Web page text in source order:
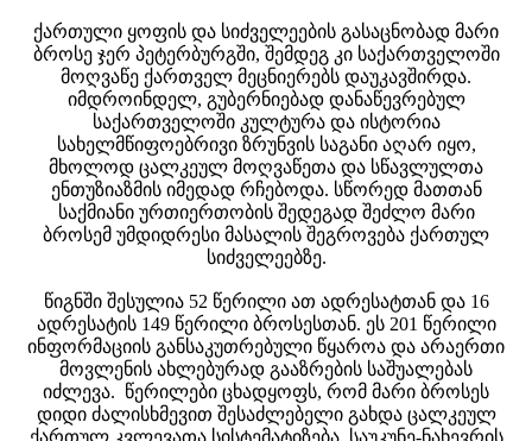
ქართული ყოფის და სიძველეების გასაცნობად მარი
ბროსე ჯერ პეტერბურგში, შემდეგ კი საქართველოში
მოღვაწე ქართველ მეცნიერებს დაუკავშირდა.
იმდროინდელ, გუბერნიებად დანაწევრებულ
საქართველოში კულტურა და ისტორია
სახელმწიფოებრივი ზრუნვის საგანი აღარ იყო,
მხოლოდ ცალკეულ მოღვაწეთა და სწავლულთა
ენთუზიაზმის იმედად რჩებოდა. სწორედ მათთან
საქმიანი ურთიერთობის შედეგად შეძლო მარი
ბროსემ უმდიდრესი მასალის შეგროვება ქართულ
სიძველეებზე.
წიგნში შესულია 52 წერილი ათ ადრესატთან და 16
ადრესატის 149 წერილი ბროსესთან. ეს 201 წერილი
ინფორმაციის განსაკუთრებული წყაროა და არაერთი
მოვლენის ახლებურად გააზრების საშუალებას
იძლევა. წერილები ცხადყოფს, რომ მარი ბროსეს
დიდი ძალისხმევით შესაძლებელი გახდა ცალკეულ